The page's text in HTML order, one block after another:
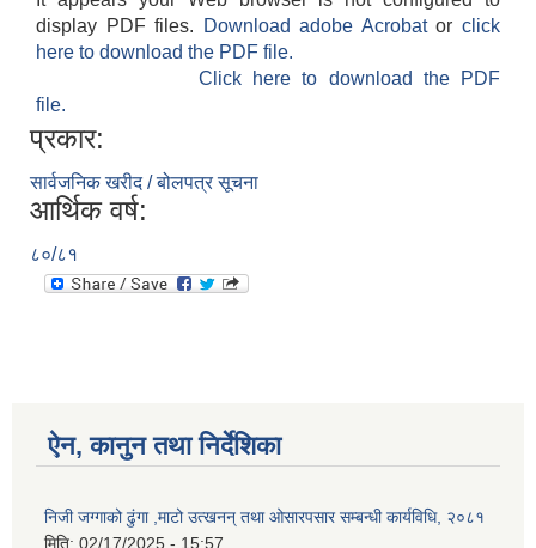
display PDF files.
Download adobe Acrobatorclick
here to download the PDF file.
Click here to download the PDF
file.
प्रकार:
सार्वजनिक खरीद / बोलपत्र सूचना
आर्थिक वर्ष:
८०/८१
ऐन, कानुन तथा निर्देशिका
निजी जग्गाको ढुंगा ,माटो उत्खनन् तथा ओसारपसार सम्बन्धी कार्यविधि, २०८१
मिति: 02/17/2025 - 15:57